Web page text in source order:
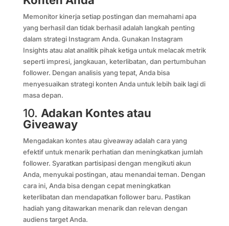
Memonitor kinerja setiap postingan dan memahami apa
yang berhasil dan tidak berhasil adalah langkah penting
dalam strategi Instagram Anda. Gunakan Instagram
Insights atau alat analitik pihak ketiga untuk melacak metrik
seperti impresi, jangkauan, keterlibatan, dan pertumbuhan
follower. Dengan analisis yang tepat, Anda bisa
menyesuaikan strategi konten Anda untuk lebih baik lagi di
masa depan.
10. Adakan Kontes atau
Giveaway
Mengadakan kontes atau giveaway adalah cara yang
efektif untuk menarik perhatian dan meningkatkan jumlah
follower. Syaratkan partisipasi dengan mengikuti akun
Anda, menyukai postingan, atau menandai teman. Dengan
cara ini, Anda bisa dengan cepat meningkatkan
keterlibatan dan mendapatkan follower baru. Pastikan
hadiah yang ditawarkan menarik dan relevan dengan
audiens target Anda.